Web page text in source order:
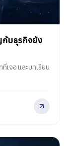
บธุรกิจยัง
จอ และบทเรียน